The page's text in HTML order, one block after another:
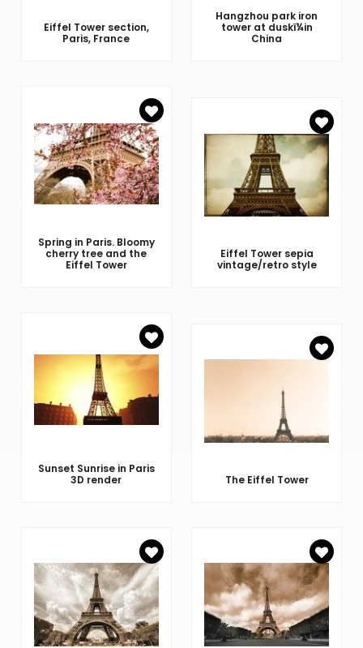
Eiffel Tower section,
Paris, France
Hangzhou park iron
tower at duskï¼in
China
Spring in Paris. Bloomy
cherry tree and the
Eiffel Tower
Eiffel Tower sepia
vintage/retro style
Sunset Sunrise in Paris
3D render
The Eiffel Tower